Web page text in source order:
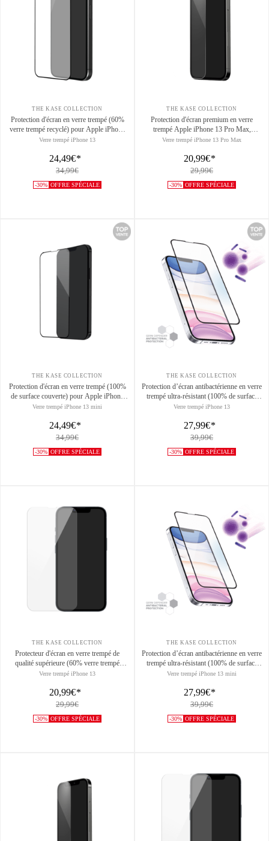
THE KASE COLLECTION
Protection d'écran en verre trempé (60%
verre trempé recyclé) pour Apple iPhone
13/13 Pro/14/16e/17e, Noir
Verre trempé iPhone 13
24,49€*
34,99€
-30% OFFRE SPÉCIALE
THE KASE COLLECTION
Protection d'écran premium en verre
trempé Apple iPhone 13 Pro Max,
transparent
Verre trempé iPhone 13 Pro Max
20,99€*
29,99€
-30% OFFRE SPÉCIALE
THE KASE COLLECTION
Protection d'écran en verre trempé (100%
de surface couverte) pour Apple iPhone
13 mini, Noir
Verre trempé iPhone 13 mini
24,49€*
34,99€
-30% OFFRE SPÉCIALE
THE KASE COLLECTION
Protection d’écran antibactérienne en verre
trempé ultra-résistant (100% de surface
couverte) pour Apple iPhone 13/13 Pro,
Verre trempé iPhone 13
27,99€*
39,99€
-30% OFFRE SPÉCIALE
THE KASE COLLECTION
Protecteur d'écran en verre trempé de
qualité supérieure (60% verre trempé
recyclé) pour Apple iPhone 13/ 13 Pro/
Verre trempé iPhone 13
20,99€*
29,99€
-30% OFFRE SPÉCIALE
THE KASE COLLECTION
Protection d’écran antibactérienne en verre
trempé ultra-résistant (100% de surface
couverte) pour Apple iPhone 13 mini,
Verre trempé iPhone 13 mini
27,99€*
39,99€
-30% OFFRE SPÉCIALE